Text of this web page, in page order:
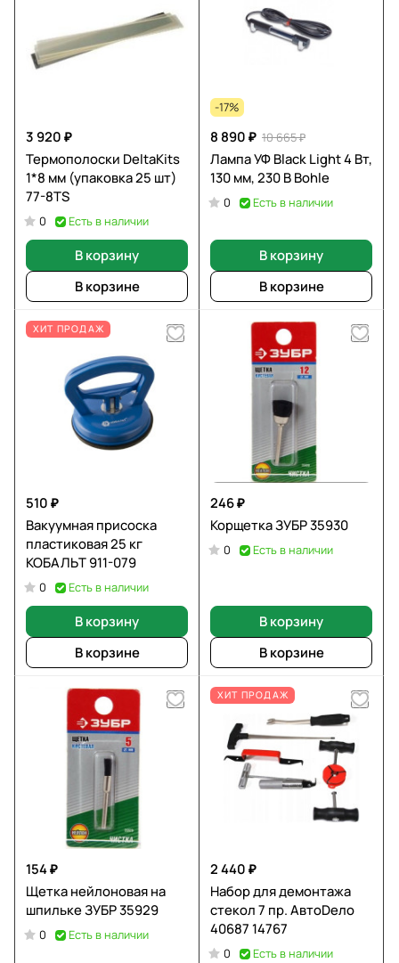
3 920 ₽
Термополоски DeltaKits
1*8 мм (упаковка 25 шт)
77-8TS
0 Есть в наличии
В корзину
В корзине
-17%
8 890 ₽ 10 665 ₽
Лампа УФ Black Light 4 Вт,
130 мм, 230 В Bohle
0 Есть в наличии
В корзину
В корзине
ХИТ ПРОДАЖ
510 ₽
Вакуумная присоска
пластиковая 25 кг
КОБАЛЬТ 911-079
0 Есть в наличии
В корзину
В корзине
246 ₽
Корщетка ЗУБР 35930
0 Есть в наличии
В корзину
В корзине
154 ₽
Щетка нейлоновая на
шпильке ЗУБР 35929
0 Есть в наличии
ХИТ ПРОДАЖ
2 440 ₽
Набор для демонтажа
стекол 7 пр. АвтоDело
40687 14767
0 Есть в наличии